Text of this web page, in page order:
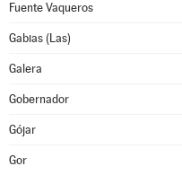
Fuente Vaqueros
Gabias (Las)
Galera
Gobernador
Gójar
Gor